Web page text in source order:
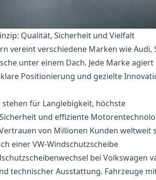
Qualität, Sicherheit und Vielfalt
vereint verschiedene Marken wie Audi,
unter einem Dach. Jede Marke agiert
Positionierung und gezielte
stehen für Langlebigkeit, höchste
und effiziente
von Millionen Kunden weltweit
einer VW-Windschutzscheibe
bei Volkswagen
technischer Ausstattung. Fahrzeuge